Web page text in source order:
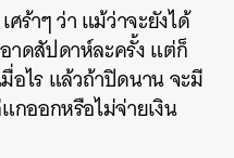
ศร้าๆ ว่า แม้ว่าจะยังได้
าดสัปดาห์ละครั้ง แต่ก็
อไร แล้วถ้าปิดนาน จะมี
กออกหรือไม่จ่ายเงิน